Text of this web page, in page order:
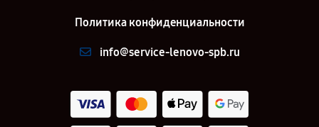
Политика конфиденциальности
info@service-lenovo-spb.ru